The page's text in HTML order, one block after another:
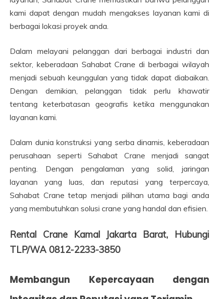
kami dapat dengan mudah mengakses layanan kami di
berbagai lokasi proyek anda.
Dalam melayani pelanggan dari berbagai industri dan
sektor, keberadaan Sahabat Crane di berbagai wilayah
menjadi sebuah keunggulan yang tidak dapat diabaikan.
Dengan demikian, pelanggan tidak perlu khawatir
tentang keterbatasan geografis ketika menggunakan
layanan kami.
Dalam dunia konstruksi yang serba dinamis, keberadaan
perusahaan seperti Sahabat Crane menjadi sangat
penting. Dengan pengalaman yang solid, jaringan
layanan yang luas, dan reputasi yang terpercaya,
Sahabat Crane tetap menjadi pilihan utama bagi anda
yang membutuhkan solusi crane yang handal dan efisien.
Rental Crane Kamal Jakarta Barat, Hubungi
TLP/WA 0812-2233-3850
Membangun Kepercayaan dengan